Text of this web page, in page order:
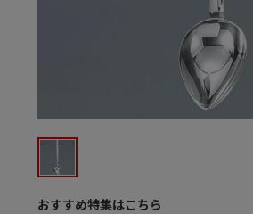
おすすめ特集はこちら